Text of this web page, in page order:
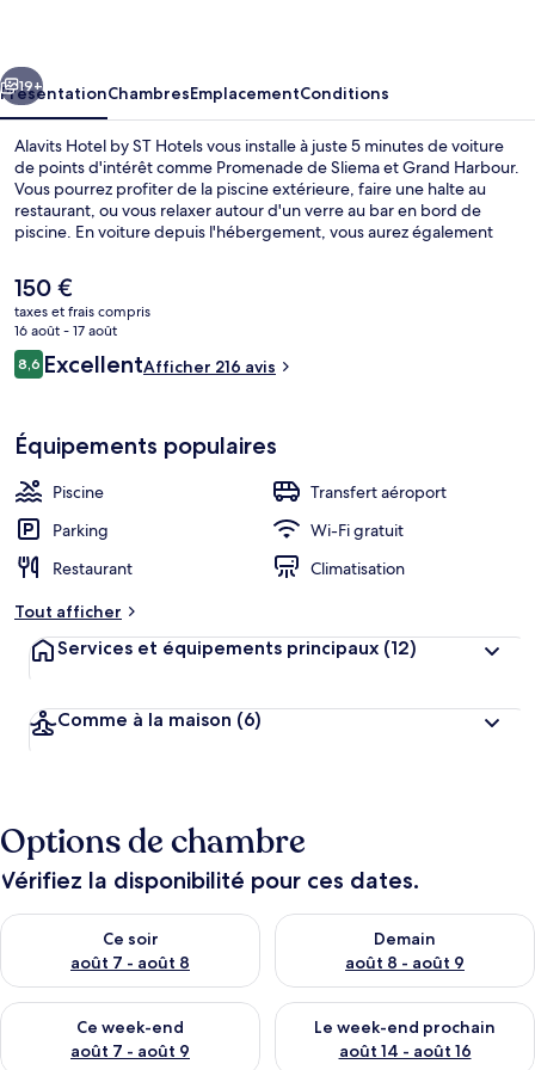
Hotels
Suivant
19+
PrésentationChambresEmplacementConditions
Alavits Hotel by ST Hotels vous installe à juste 5 minutes de voiture
de points d'intérêt comme Promenade de Sliema et Grand Harbour.
Vous pourrez profiter de la piscine extérieure, faire une halte au
restaurant, ou vous relaxer autour d'un verre au bar en bord de
piscine. En voiture depuis l'hébergement, vous aurez également
audiovisuelle Malta Experience. Les autres voyageurs adorent le
personnel attentionné.
Le
prix
actuel
est
de
150 €
taxes et frais compris
16 août - 17 août
Avis
voyageurs
8,68,6 sur 10
ExcellentAfficher 216 avis
Équipements populaires
Piscine
Transfert aéroport
Parking
Wi-Fi gratuit
Restaurant
Climatisation
Tout afficher
Services et équipements principaux (12)
Comme à la maison (6)
Options de chambre
Vérifiez la disponibilité pour ces dates.
Ce soir
août 7 - août 8
Vérifier la disponibilité pour ce soir août 7 - août 8
Demain
août 8 - août 9
Vérifier la disponibilité pour
Ce week-end
août 7 - août 9
Vérifier la disponibilité pour ce week-end août 7 - août 9
Le week-end prochain
août 14 - août 16
Vérifier la disponibilité pour